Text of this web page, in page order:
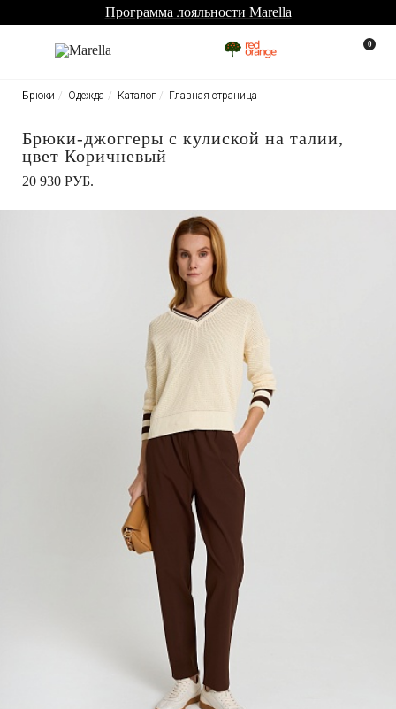
Программа лояльности Marella
0
Главная страница
Каталог
Одежда
Брюки
Брюки-джоггеры с кулиской на талии,
цвет Коричневый
20 930 РУБ.